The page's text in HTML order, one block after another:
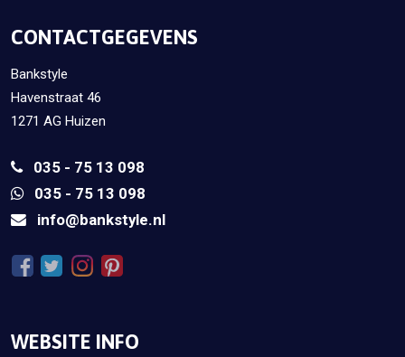
CONTACTGEGEVENS
Bankstyle
Havenstraat 46
1271 AG Huizen
035 - 75 13 098
035 - 75 13 098
info@bankstyle.nl
WEBSITE INFO